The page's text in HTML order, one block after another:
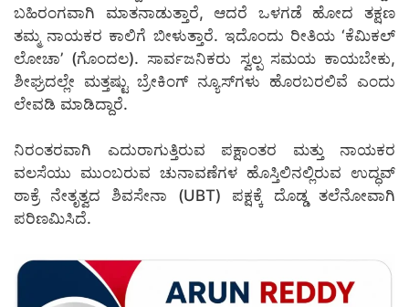
ಬಹಿರಂಗವಾಗಿ ಮಾತನಾಡುತ್ತಾರೆ, ಆದರೆ ಒಳಗಡೆ ಹೋದ ತಕ್ಷಣ
ತಮ್ಮ ನಾಯಕರ ಕಾಲಿಗೆ ಬೀಳುತ್ತಾರೆ. ಇದೊಂದು ರೀತಿಯ ‘ಕೆಮಿಕಲ್
ಲೋಚಾ’ (ಗೊಂದಲ). ಸಾರ್ವಜನಿಕರು ಸ್ವಲ್ಪ ಸಮಯ ಕಾಯಬೇಕು,
ಶೀಘ್ರದಲ್ಲೇ ಮತ್ತಷ್ಟು ಬ್ರೇಕಿಂಗ್ ನ್ಯೂಸ್‌ಗಳು ಹೊರಬರಲಿವೆ ಎಂದು
ಲೇವಡಿ ಮಾಡಿದ್ದಾರೆ.
ನಿರಂತರವಾಗಿ ಎದುರಾಗುತ್ತಿರುವ ಪಕ್ಷಾಂತರ ಮತ್ತು ನಾಯಕರ
ವಲಸೆಯು ಮುಂಬರುವ ಚುನಾವಣೆಗಳ ಹೊಸ್ತಿಲಿನಲ್ಲಿರುವ ಉದ್ಧವ್
ಠಾಕ್ರೆ ನೇತೃತ್ವದ ಶಿವಸೇನಾ (UBT) ಪಕ್ಷಕ್ಕೆ ದೊಡ್ಡ ತಲೆನೋವಾಗಿ
ಪರಿಣಮಿಸಿದೆ.